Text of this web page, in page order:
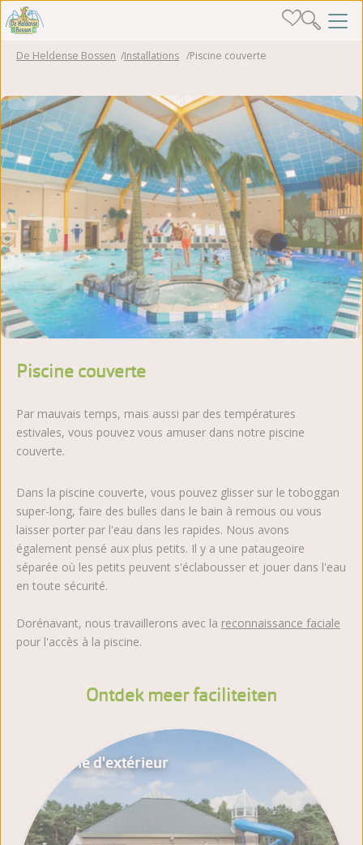
De Heldense Bossen Installations Piscine couverte
Piscine couverte
Par mauvais temps, mais aussi par des températures
estivales, vous pouvez vous amuser dans notre piscine
couverte.
Dans la piscine couverte, vous pouvez glisser sur le toboggan
super-long, faire des bulles dans le bain à remous ou vous
laisser porter par l'eau dans les rapides. Nous avons
également pensé aux plus petits. Il y a une pataugeoire
séparée où les petits peuvent s'éclabousser et jouer dans l'eau
en toute sécurité.
Dorénavant, nous travaillerons avec la reconnaissance faciale
pour l'accès à la piscine.
Ontdek meer faciliteiten
Piscine d'extérieur